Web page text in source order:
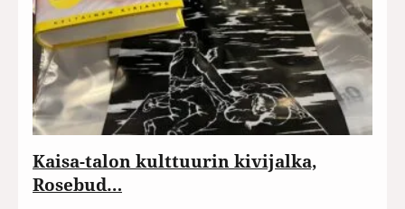
Kaisa-talon kulttuurin kivijalka,
Rosebud…